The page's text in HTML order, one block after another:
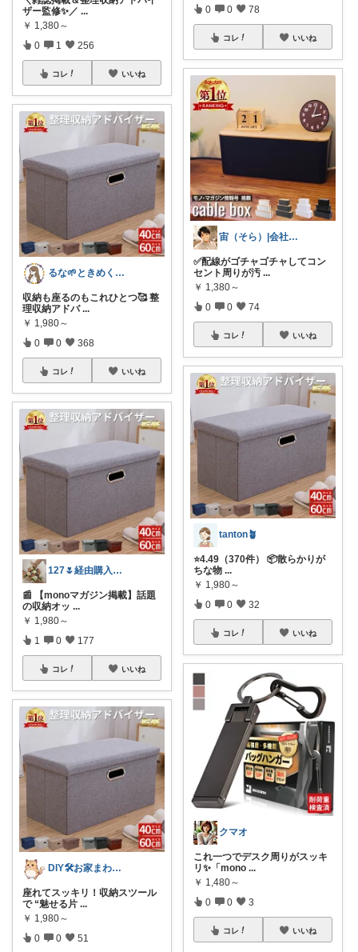
ザー監修✨／ ...
￥ 1,380～
0 1 256
コレ いいね
るな🌱ときめく暮らし
収納も座るのもこれひとつ🥰 整
理収納アドバ ...
￥ 1,980～
0 0 368
コレ いいね
127🌷経由購入感謝✨
📰 【monoマガジン掲載】話題
の収納オッ ...
￥ 1,980～
1 0 177
コレ いいね
DIY🛠️お家まわり🏠＋α
座れてスッキリ！収納スツール
で “魅せる片 ...
￥ 1,980～
0 0 51
0 0 78
コレ いいね
宙（そら）|会社に依存せず暮らしたい
✅配線がゴチャゴチャしてコン
セント周りが汚 ...
￥ 1,380～
0 0 74
コレ いいね
tanton🪴
⭐4.49（370件） 📦散らかりが
ちな物 ...
￥ 1,980～
0 0 32
コレ いいね
クマオ
これ一つでデスク周りがスッキ
リ✨「mono ...
￥ 1,480～
0 0 3
コレ いいね